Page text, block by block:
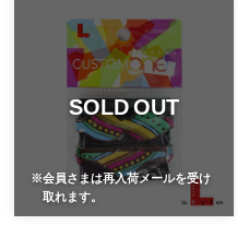
SOLD OUT
※会員さまは再入荷メールを受け
取れます。